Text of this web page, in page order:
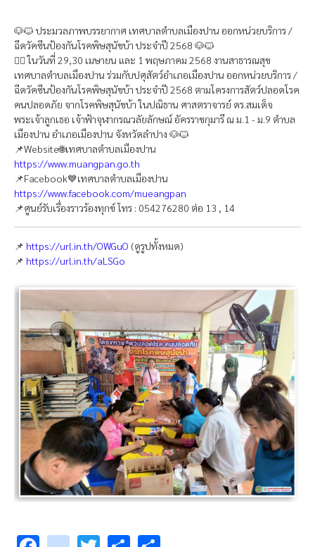
🐶🐱 ประมวลภาพบรรยากาศ เทศบาลตำบลเมืองปาน ออกหน่วยบริการ /
ฉีดวัคซีนป้องกันโรคพิษสุนัขบ้า ประจำปี 2568 🐶🐱
👉🏻 ในวันที่ 29,30 เมษายน และ 1 พฤษภาคม 2568 งานสาธารณสุข
เทศบาลตำบลเมืองปาน ร่วมกับปศุสัตว์อำเภอเมืองปาน ออกหน่วยบริการ /
ฉีดวัคซีนป้องกันโรคพิษสุนัขบ้า ประจำปี 2568 ตามโครงการสัตว์ปลอดโรค
คนปลอดภัย จากโรคพิษสุนัขบ้า ในปณิธาน ศาสตราจารย์ ดร.สมเด็จ
พระเจ้าลูกเธอ เจ้าฟ้าจุฬากรณวลัยลักษณ์ อัครราชกุมารี ณ ม.1 - ม.9 ตำบล
เมืองปาน อำเภอเมืองปาน จังหวัดลำปาง 🐶🐱
📌Website🌐เทศบาลตำบลเมืองปาน
https://www.muangpan.go.th
📌Facebook💙เทศบาลตำบลเมืองปาน
https://www.facebook.com/mueangpan
📌ศูนย์รับเรื่องราวร้องทุกข์ โทร : 054276280 ต่อ 13 , 14
📌 https://url.in.th/OWGuO (ดูรูปทั้งหมด)
📌 https://url.in.th/aLSGo